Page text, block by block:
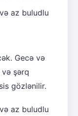
az buludlu
Gecə və
və şərq
gözlənilir.
az buludlu